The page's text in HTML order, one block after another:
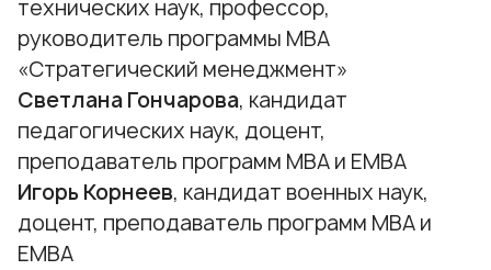
технических наук, профессор,
руководитель программы МВА
«Стратегический менеджмент»
Светлана Гончарова, кандидат
педагогических наук, доцент,
преподаватель программ МВА и ЕМВА
Игорь Корнеев, кандидат военных наук,
доцент, преподаватель программ МВА и
ЕМВА